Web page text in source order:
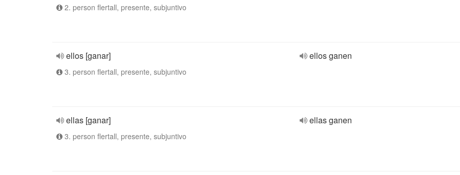
2. person flertall, presente, subjuntivo
ellos [ganar]
3. person flertall, presente, subjuntivo
ellos ganen
ellas [ganar]
3. person flertall, presente, subjuntivo
ellas ganen